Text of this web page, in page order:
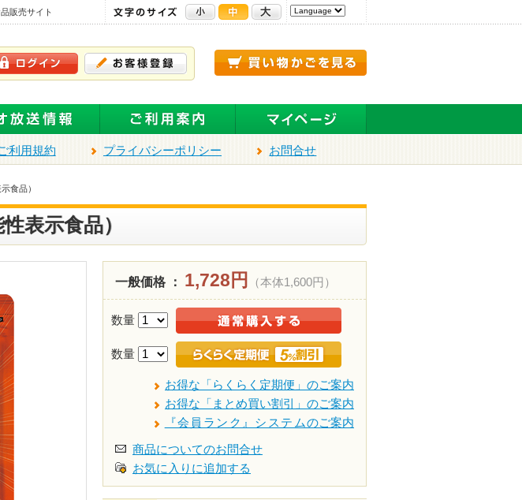
販売サイト
利用規約 プライバシーポリシー お問合せ
食品）
表示食品）
一般価格 ： 1,728円 （本体1,600円）
数量
数量
お得な「らくらく定期便」のご案内
お得な「まとめ買い割引」のご案内
『会員ランク』システムのご案内
商品についてのお問合せ
お気に入りに追加する